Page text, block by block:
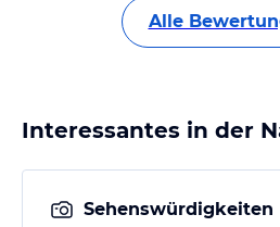
Alle
Interessantes in der
Sehenswürdigkeiten